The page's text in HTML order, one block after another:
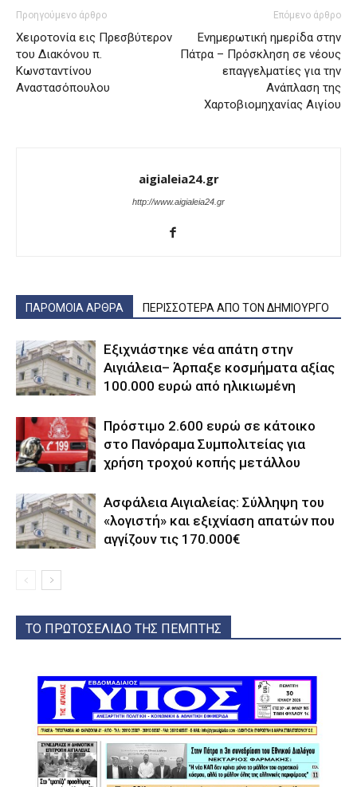
Προηγούμενο άρθρο
Χειροτονία εις Πρεσβύτερον
του Διακόνου π.
Κωνσταντίνου
Αναστασόπουλου
Επόμενο άρθρο
Ενημερωτική ημερίδα στην
Πάτρα – Πρόσκληση σε νέους
επαγγελματίες για την
Ανάπλαση της
Χαρτοβιομηχανίας Αιγίου
aigialeia24.gr
http://www.aigialeia24.gr
ΠΑΡΟΜΟΙΑ ΑΡΘΡΑ ΠΕΡΙΣΣΟΤΕΡΑ ΑΠΟ ΤΟΝ ΔΗΜΙΟΥΡΓΟ
Εξιχνιάστηκε νέα απάτη στην
Αιγιάλεια– Άρπαξε κοσμήματα αξίας
100.000 ευρώ από ηλικιωμένη
Πρόστιμο 2.600 ευρώ σε κάτοικο
στο Πανόραμα Συμπολιτείας για
χρήση τροχού κοπής μετάλλου
Ασφάλεια Αιγιαλείας: Σύλληψη του
«λογιστή» και εξιχνίαση απατών που
αγγίζουν τις 170.000€
ΤΟ ΠΡΩΤΟΣΕΛΙΔΟ ΤΗΣ ΠΕΜΠΤΗΣ